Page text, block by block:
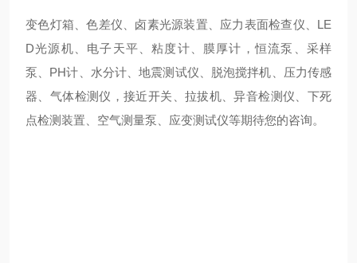
变色灯箱、色差仪、卤素光源装置、应力表面检查仪、LE
D光源机、电子天平、粘度计、膜厚计，恒流泵、采样
泵、PH计、水分计、地震测试仪、脱泡搅拌机、压力传感
器、气体检测仪，接近开关、拉拔机、异音检测仪、下死
点检测装置、空气测量泵、应变测试仪等期待您的咨询。